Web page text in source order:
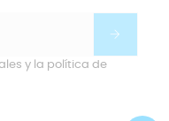
y la política de